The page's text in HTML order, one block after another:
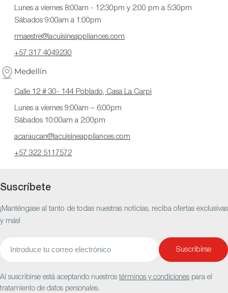
Lunes a viernes 8:00am - 12:30pm y 2:00 pm a 5:30pm
Sábados 9:00am a 1:00pm
rmaestre@lacuisineappliances.com
+57 317 4049230
Medellín
Calle 12 # 30- 144 Poblado, Casa La Carpi
Lunes a viernes 9:00am – 6:00pm
Sábados 10:00am a 2:00pm
acaraucan@lacuisineappliances.com
+57 322 5117572
Suscríbete
¡Manténgase al tanto de todas nuestras noticias, reciba ofertas exclusivas
y más!
Suscribirse
Al suscribirse está aceptando nuestrostérminos y condiciones para el
tratamiento de datos personales.